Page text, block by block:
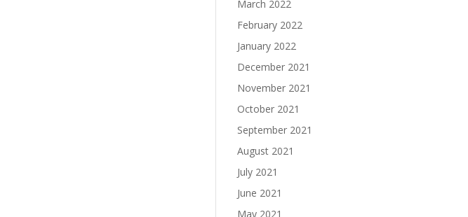
March 2022
February 2022
January 2022
December 2021
November 2021
October 2021
September 2021
August 2021
July 2021
June 2021
May 2021